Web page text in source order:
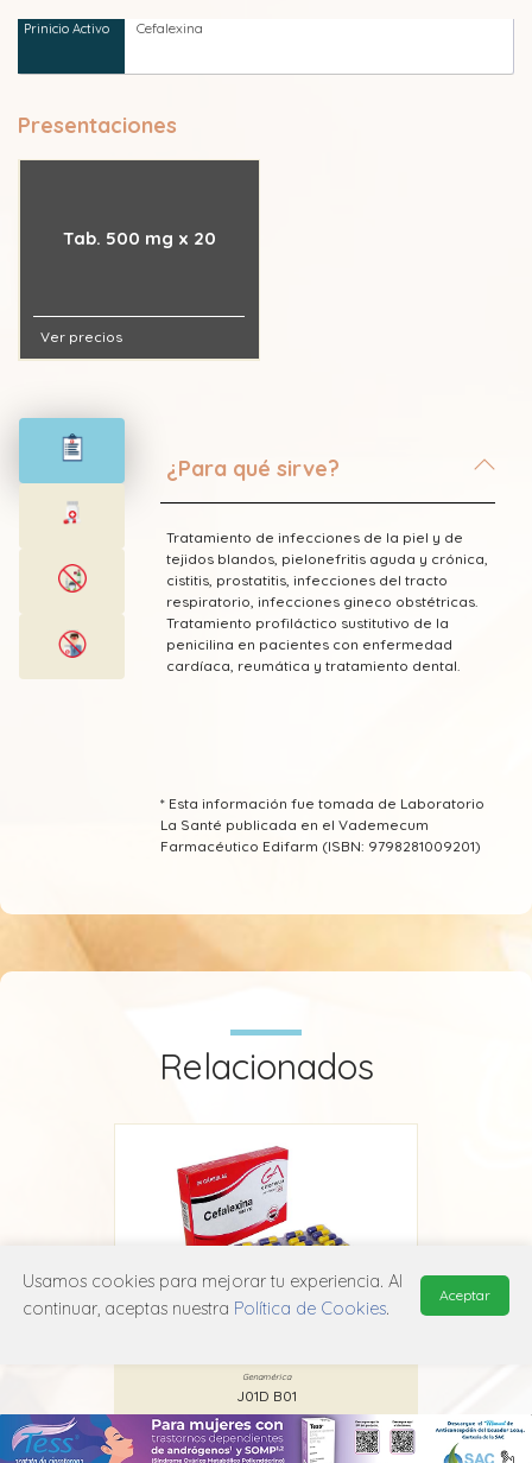
Cefalexina
Presentaciones
Tab. 500 mg x 20
Ver precios
¿Para qué sirve?
Tratamiento de infecciones de la piel y de
tejidos blandos, pielonefritis aguda y crónica,
cistitis, prostatitis, infecciones del tracto
respiratorio, infecciones gineco obstétricas.
Tratamiento profiláctico sustitutivo de la
penicilina en pacientes con enfermedad
cardíaca, reumática y tratamiento dental.
* Esta información fue tomada de Laboratorio
La Santé publicada en el Vademecum
Farmacéutico Edifarm (ISBN: 9798281009201)
Relacionados
Genamérica
J01D B01
Usamos cookies para mejorar tu experiencia. Al
continuar, aceptas nuestra Política de Cookies.
Aceptar